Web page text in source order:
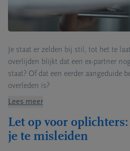
Je staat er zelden bij stil, tot het te
overlijden blijkt dat een ex-partner
staat? Of dat een eerder aangeduide
overleden is?
Lees meer
Let op voor
je te misleiden